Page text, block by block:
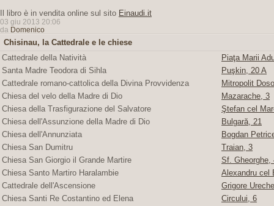
Il libro è in vendita online sul sito Einaudi.it
03 giu 2013 20:06
da Domenico
Chisinau, la Cattedrale e le chiese
Cattedrale della Natività
Piaţa Marii
Santa Madre Teodora di Sihla
Puşkin, 20 A
Cattedrale romano-cattolica della Divina Provvidenza
Mitropolit
Chiesa del velo della Madre di Dio
Mazarache, 3
Chiesa della Trasfigurazione del Salvatore
Ştefan cel
Chiesa dell'Assunzione della Madre di Dio
Bulgară, 21
Chiesa dell'Annunziata
Bogdan
Chiesa San Dumitru
Traian, 3
Chiesa San Giorgio il Grande Martire
Sf. Gheorghe,
Chiesa Santo Martiro Haralambie
Alexandru cel
Cattedrale dell'Ascensione
Grigore
Chiesa Santi Re Costantino ed Elena
Circului, 6